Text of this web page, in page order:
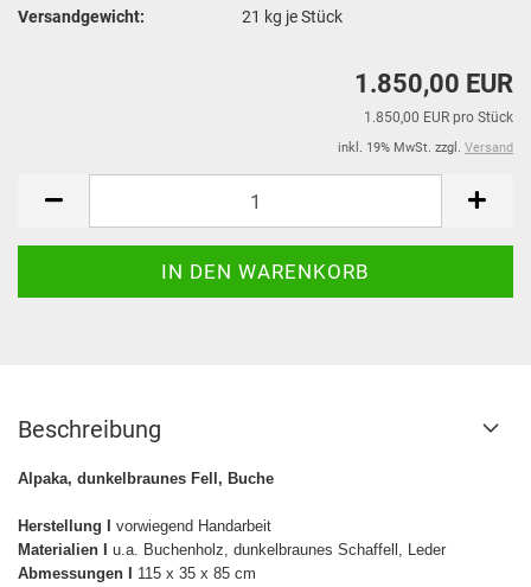
Versandgewicht: 21 kg je Stück
1.850,00 EUR
1.850,00 EUR pro Stück
inkl. 19% MwSt. zzgl. Versand
Beschreibung
Alpaka, dunkelbraunes Fell, Buche
Herstellung I
vorwiegend Handarbeit
Materialien I
u.a. Buchenholz, dunkelbraunes Schaffell, Leder
Abmessungen I 115 x 35 x 85 cm